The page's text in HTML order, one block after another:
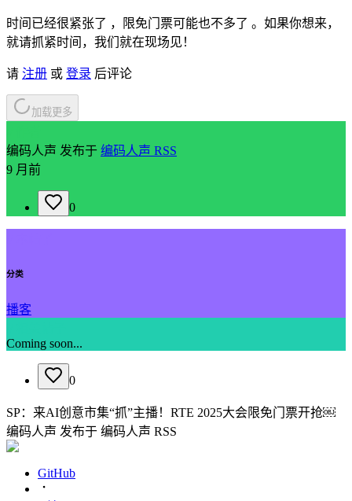
时间已经很紧张了 ，限免门票可能也不多了 。如果你想来，
就请抓紧时间，我们就在现场见！
请 注册 或 登录 后评论
加载更多
编码人声 发布于 编码人声 RSS
9 月前
0
分类
播客
Coming soon...
0
SP：来AI创意市集“抓”主播！RTE 2025大会限免门票开抢￼
编码人声 发布于 编码人声 RSS
GitHub